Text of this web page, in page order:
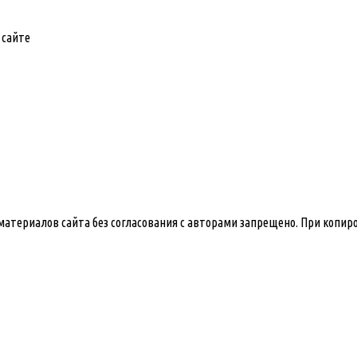
сайта без согласования с авторами запрещено. При